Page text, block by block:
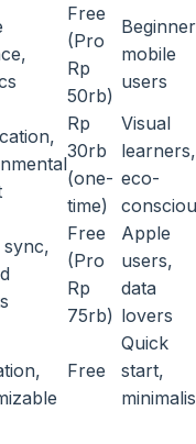
Free
(Pro
Rp
50rb)
mobile
users
Rp
30rb
(one-
time)
Visual
learners,
eco-
sync,
Free
(Pro
Rp
75rb)
Apple
users,
data
lovers
Free
Quick
start,